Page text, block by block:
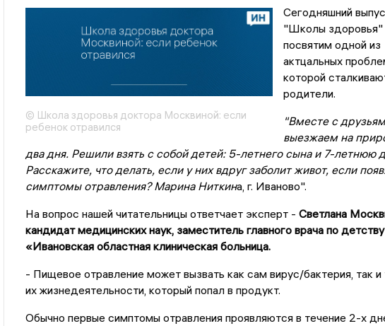
© Школа здоровья доктора Москвиной: если
ребенок отравился
Сегодняшний
"Школы
посвятим одной из
актцальных
которой
родители.
"Вместе с
выезжаем на
два дня. Решили взять с собой детей: 5-летнего сына и 7-летнюю
Расскажите, что делать, если у них вдруг заболит живот, если
симптомы отравления? Марина Ниткина, г. Иваново".
На вопрос нашей читательницы ответчает эксперт - Светлана
кандидат медицинских наук, заместитель главного врача по
«Ивановская областная клиническая больница.
- Пищевое отравление может вызвать как сам вирус/бактерия, так и
их жизнедеятельности, который попал в продукт.
Обычно первые симптомы отравления проявляются в течение 2-х